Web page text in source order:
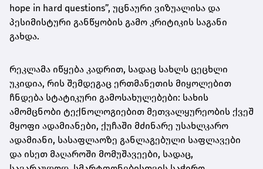
hope in hard questions”, უცნაური ვიზუალისა და
პესიმისტური განწყობის გამო კრიტიკის საგანი
გახდა.
რეკლამა იწყება კადრით, სადაც სახლს ცეცხლი
უკიდია, რის შემდეგაც ერთმანეთის მიყოლებით
ჩნდება სტატიკური გამოსახულებები: სახის
ამომცნობი ტექნოლოგიებით მეთვალყურეობის ქვეშ
მყოფი ადამიანები, ქუჩაში მძინარე უსახლკარო
ადამიანი, სასაფლაოზე განლაგებული საფლავები
და ისეთ მაღაროში მომუშავეები, სადაც,